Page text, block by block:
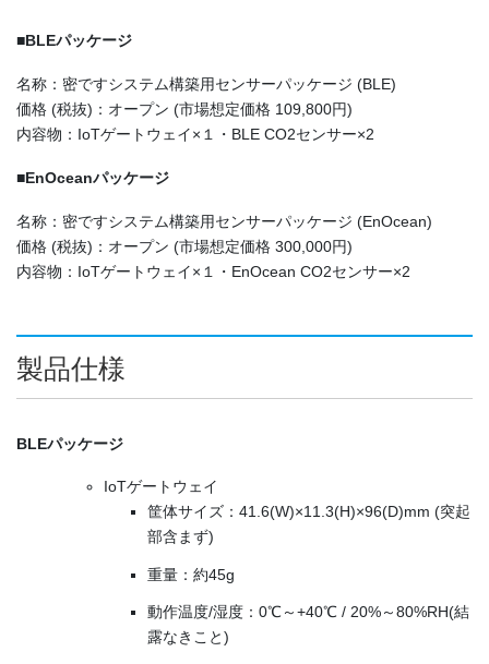
■BLEパッケージ
名称：密ですシステム構築用センサーパッケージ (BLE)
価格 (税抜)：オープン (市場想定価格 109,800円)
内容物：IoTゲートウェイ×１・BLE CO2センサー×2
■EnOceanパッケージ
名称：密ですシステム構築用センサーパッケージ (EnOcean)
価格 (税抜)：オープン (市場想定価格 300,000円)
内容物：IoTゲートウェイ×１・EnOcean CO2センサー×2
製品仕様
BLEパッケージ
IoTゲートウェイ
筐体サイズ：41.6(W)×11.3(H)×96(D)mm (突起
部含まず)
重量：約45g
動作温度/湿度：0℃～+40℃ / 20%～80%RH(結
露なきこと)